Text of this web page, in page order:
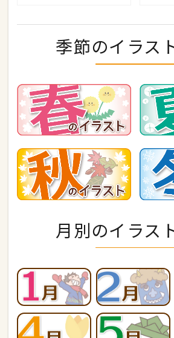
季節のイラス
月別のイラス